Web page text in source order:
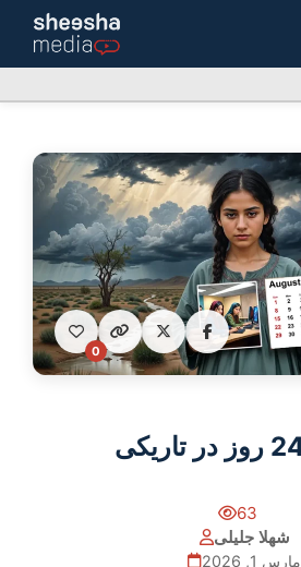
0
63
شهلا جلیلی
مارس 1, 2026